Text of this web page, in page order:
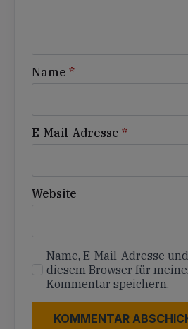
Name *
E-Mail-Adresse *
Website
Name, E-Mail-Adresse
diesem Browser für
Kommentar speichern.